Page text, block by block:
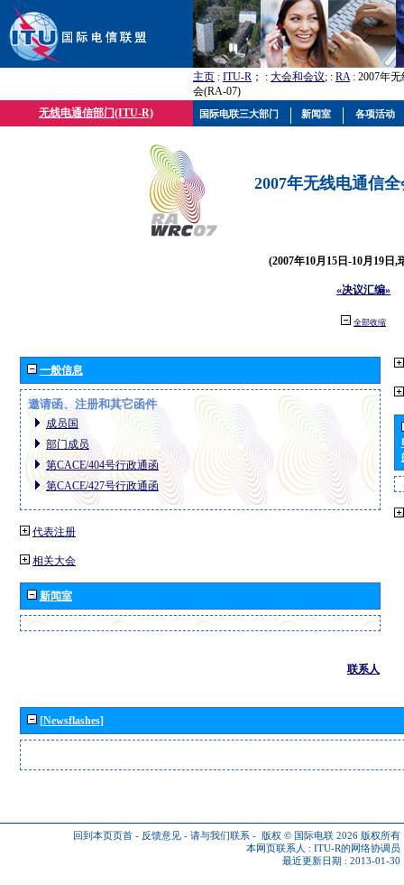
主页 : ITU-R ； : 大会和会议; : RA: 2007年
会(RA-07)
无线电通信部门(ITU-R)
2007年无线电通信
(2007年10月15日-10月19日,
«决议汇编»
全部收缩
一般信息
邀请函、注册和其它函件
成员国
部门成员
第CACE/404号行政通函
第CACE/427号行政通函
代表注册
相关大会
新闻室
联系人
[Newsflashes]
回到本页页首 - 反馈意见 - 请与我们联系 - 版权 © 国际电联 2026 版权所有
本网页联系人 : ITU-R的网络协调员
最近更新日期 : 2013-01-30
国际电联三大部门 新闻室 各项活动